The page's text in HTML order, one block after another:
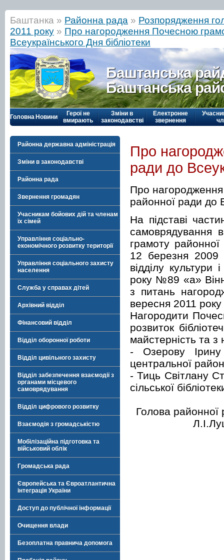
Баштанка » Районна рада » Розпорядження
2011 року » Про нагородження Почесною
Всеукраїнського Дня бібліотеки
Баштанська
Баштанська
Головна Новини
Герої не
вмирають
Зміни в
законодавстві
Електронне
звернення
Районна державна адміністрація
Зміни в законодавстві
Районна рада
Звернення громадян
Учасникам бойових дій та членам
їх сімей
Управління соціально-
економічного розвитку території
Управління соціального захисту
населення
Служба у справах дітей
Архівний відділ
Фінансовий відділ
Відділ оборонної роботи
Відділ цивільного захисту
Відділ забезпечення взаємодії з
органами місцевого
самоврядування
Відділ цифрового розвитку
Взаємодія з громадськістю
Мобілізаційна підготовка та
військовий облік
Громадська рада
Європейська та Євроатлантична
інтеграція України
Доступ до публічної інформації
Очищення влади
Безоплатна правнича допомога
Про
ради до
Про
районної ради до
На підставі
самоврядування
грамоту
12 березня
відділу культури
року №89 «а»
з питань
вересня 2011
Нагородити
розвиток
майстерність та з
- Озерову Ірину
центральної
- Тиць Світлану
сільської